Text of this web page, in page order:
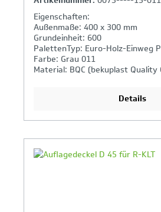
Eigenschaften:
Außenmaße: 400 x 300 mm
Grundeinheit: 600
PalettenTyp: Euro-Holz-Einweg
Farbe: Grau 011
Material: BQC (bekuplast Quality
Details
Ihr Produktvergleich ist